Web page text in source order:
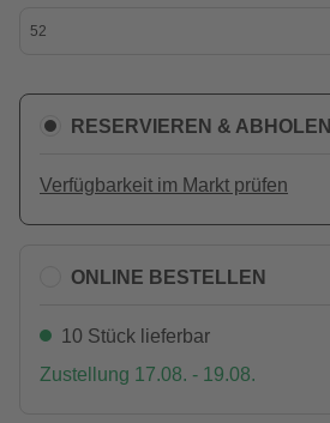
52
RESERVIEREN & ABHOLEN
Verfügbarkeit im Markt prüfen
ONLINE BESTELLEN
10 Stück lieferbar
Zustellung 17.08. - 19.08.